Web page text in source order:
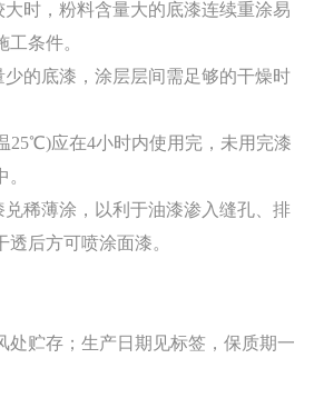
大时，粉料含量大的底漆连续重涂易
条件。
少的底漆，涂层层间需足够的干燥时
25℃)应在4小时内使用完，未用完漆
兑稀薄涂，以利于油漆渗入缝孔、排
透后方可喷涂面漆。
处贮存；生产日期见标签，保质期一